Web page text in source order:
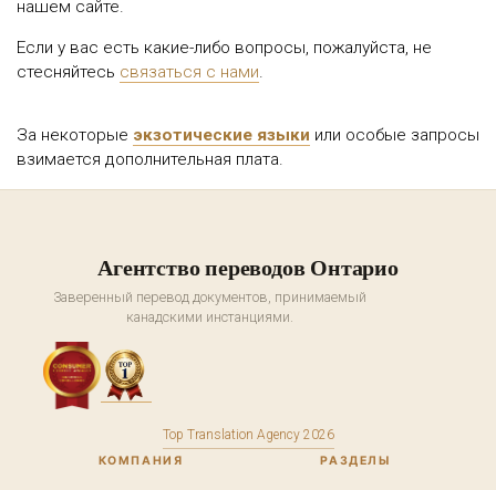
нашем сайте.
Если у вас есть какие-либо вопросы, пожалуйста, не
стесняйтесь связаться с нами.
За некоторые экзотические языки или особые запросы
взимается дополнительная плата.
Агентство переводов Онтарио
Заверенный перевод документов, принимаемый
канадскими инстанциями.
Top Translation Agency 2026
КОМПАНИЯ РАЗДЕЛЫ